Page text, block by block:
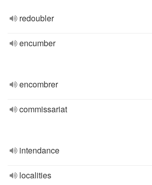
redoubler
encumber
encombrer
commissariat
intendance
localities